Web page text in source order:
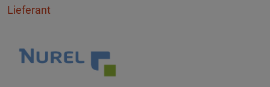
Lieferant